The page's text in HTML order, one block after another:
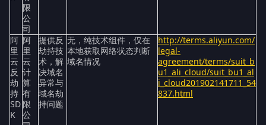
限
公
司
阿
里
云
反
劫
持
SD
K
阿
里
云
计
算
有
限
公
提供反
劫持技
术，解
决域名
异常与
域名劫
持问题
无，纯技术组件，仅在
本地获取网络状态判断
域名情况
http://terms.aliyun.com/
legal-
agreement/terms/suit_b
u1_ali_cloud/suit_bu1_al
i_cloud201902141711_54
837.html